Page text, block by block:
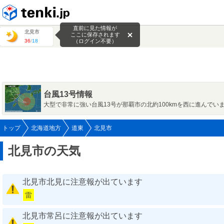
北見市
36/18
直前に見た情報が
ここに保存されます
（ログイン不要）
台風13号情報
大型で非常に強い台風13号が那覇市の北約100kmを西に進んでい
トップ 北海道地方 道東 北見市
北見市の天気
北見市北見に注意報が出ています
雷
北見市常呂に注意報が出ています